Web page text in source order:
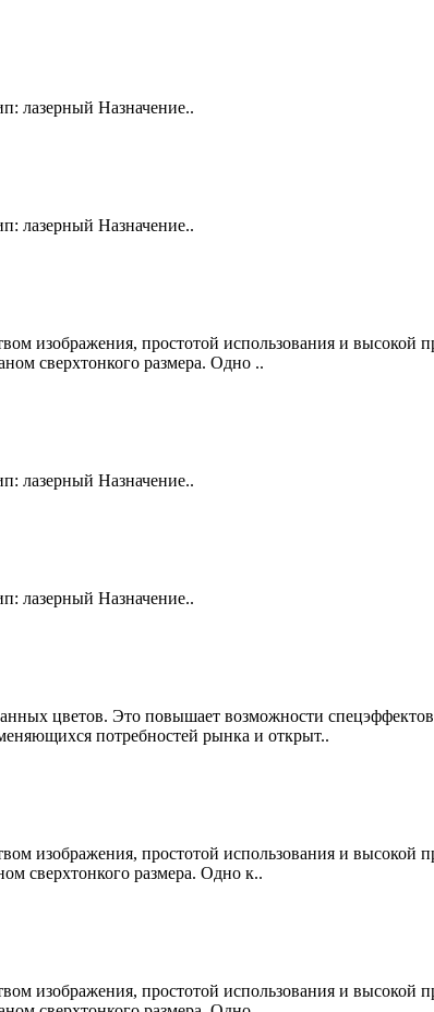
лазерный Назначение..
лазерный Назначение..
изображения, простотой использования и высокой
сверхтонкого размера. Одно ..
лазерный Назначение..
лазерный Назначение..
цветов. Это повышает возможности
потребностей рынка и открыт..
изображения, простотой использования и высокой
сверхтонкого размера. Одно к..
изображения, простотой использования и высокой